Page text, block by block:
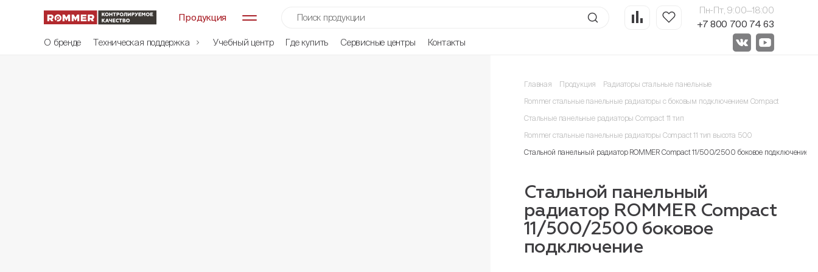
Продукция
Пн-Пт, 9:00—18:00
+7 800 700 74 63
О бренде
Техническая поддержка Учебный центр Где купить Сервисные центры Контакты
Главная Продукция Радиаторы стальные панельные
Rommer стальные панельные радиаторы с боковым подключением Compact
Стальные панельные радиаторы Compact 11 тип
Rommer стальные панельные радиаторы Compact 11 тип высота 500
Стальной панельный радиатор ROMMER Compact 11/500/2500 боковое подключение
Стальной панельный
радиатор ROMMER Compact
11/500/2500 боковое
подключение